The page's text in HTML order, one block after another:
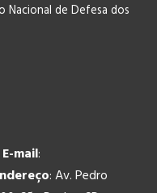
Nacional de Defesa dos
E-mail:
: Av. Pedro